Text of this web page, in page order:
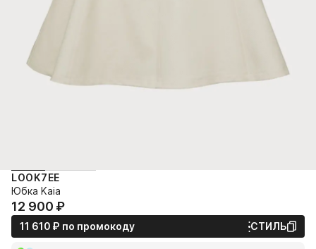
LOOK7EE
Юбка Kaia
12 900⁠ ⁠₽
11 610⁠ ⁠₽ по промокоду СТИЛЬ